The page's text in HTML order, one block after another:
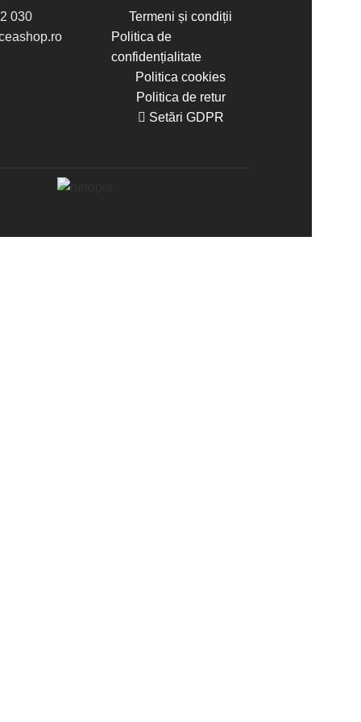
030
Termeni și condiții
Politica de
confidențialitate
Politica cookies
Politica de retur
Setări GDPR